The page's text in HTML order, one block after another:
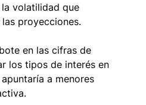
volatilidad que
proyecciones.
en las cifras de
los tipos de interés en
a menores